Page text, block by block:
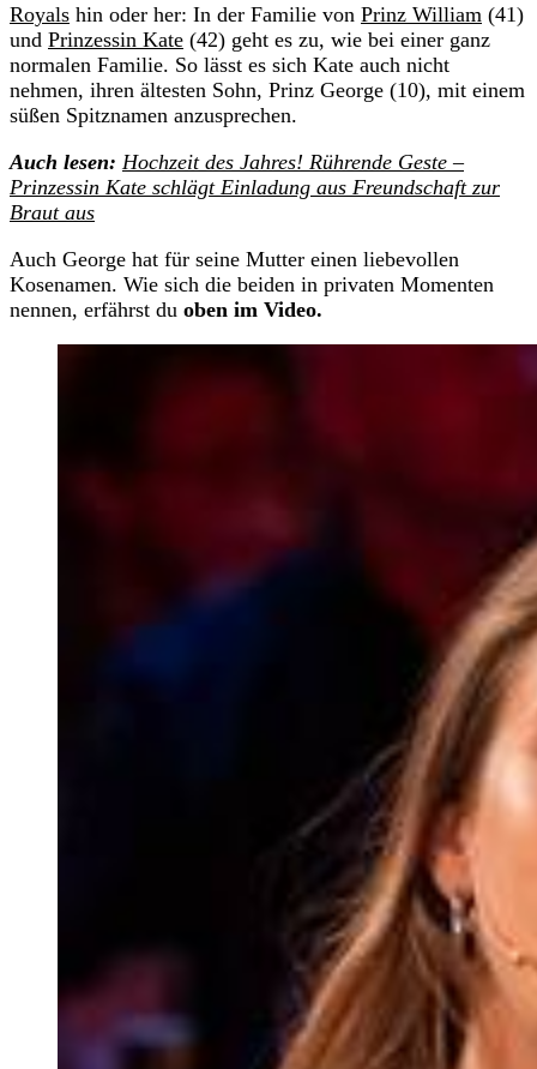
Royals hin oder her: In der Familie von Prinz William (41)
und Prinzessin Kate (42) geht es zu, wie bei einer ganz
normalen Familie. So lässt es sich Kate auch nicht
nehmen, ihren ältesten Sohn, Prinz George (10), mit einem
süßen Spitznamen anzusprechen.
Auch lesen: Hochzeit des Jahres! Rührende Geste –
Prinzessin Kate schlägt Einladung aus Freundschaft zur
Braut aus
Auch George hat für seine Mutter einen liebevollen
Kosenamen. Wie sich die beiden in privaten Momenten
nennen, erfährst du oben im Video.